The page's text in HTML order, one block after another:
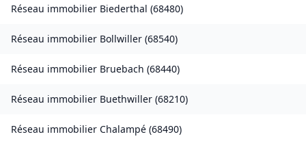
Réseau immobilier Biederthal (68480)
Réseau immobilier Bollwiller (68540)
Réseau immobilier Bruebach (68440)
Réseau immobilier Buethwiller (68210)
Réseau immobilier Chalampé (68490)